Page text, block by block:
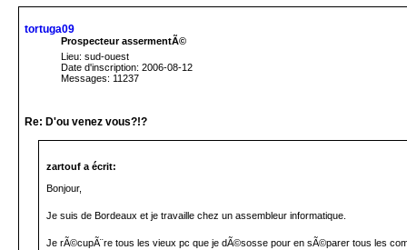
tortuga09
Prospecteur assermentÃ©
Lieu: sud-ouest
Date d'inscription: 2006-08-12
Messages: 11237
Re: D'ou venez vous?!?
zartouf a écrit:
Bonjour,
Je suis de Bordeaux et je travaille chez un assembleur informatique.
Je rÃ©cupÃ¨re tous les vieux pc que je dÃ©sosse pour en sÃ©parer tous les